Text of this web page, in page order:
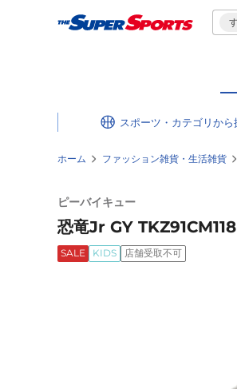
スポーツ・カテゴリ
ホーム ファッション雑貨・生活雑貨
ピーバイキュー
恐竜Jr GY TKZ91CM118
SALE KIDS 店舗受取不可